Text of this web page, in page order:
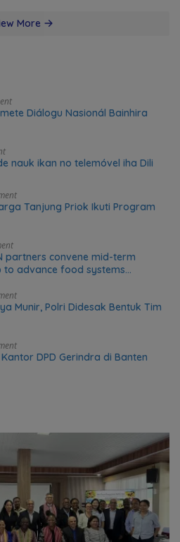
More
Diálogu Nasionál Bainhira
nauk ikan no telemóvel iha Dili
Tanjung Priok Ikuti Program
partners convene mid-term
advance food systems
Munir, Polri Didesak Bentuk Tim
DPD Gerindra di Banten